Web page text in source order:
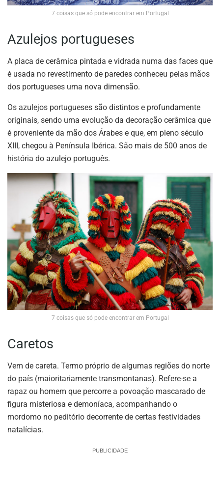
7 coisas que só pode encontrar em Portugal
Azulejos portugueses
A placa de cerâmica pintada e vidrada numa das faces que
é usada no revestimento de paredes conheceu pelas mãos
dos portugueses uma nova dimensão.
Os azulejos portugueses são distintos e profundamente
originais, sendo uma evolução da decoração cerâmica que
é proveniente da mão dos Árabes e que, em pleno século
XIII, chegou à Península Ibérica. São mais de 500 anos de
história do azulejo português.
7 coisas que só pode encontrar em Portugal
Caretos
Vem de careta. Termo próprio de algumas regiões do norte
do país (maioritariamente transmontanas). Refere-se a
rapaz ou homem que percorre a povoação mascarado de
figura misteriosa e demoníaca, acompanhando o
mordomo no peditório decorrente de certas festividades
natalícias.
PUBLICIDADE